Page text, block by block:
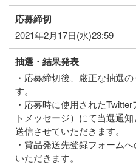
応募締切
2021年2月17日(水)23:59
抽選・結果発表
・応募締切後、厳正な抽選
す。
・応募時に使用された
トメッセージ）にて当選通
送信させていただきます。
・賞品発送先登録フォーム
いただきます。